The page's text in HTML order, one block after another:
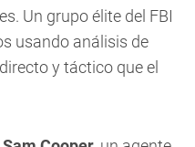
Un grupo élite del FBI
usando análisis de
y táctico que el